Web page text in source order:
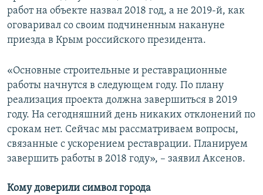
работ на объекте назвал 2018 год, а не 2019-й, как
оговаривал со своим подчиненным накануне
приезда в Крым российского президента.
«Основные строительные и реставрационные
работы начнутся в следующем году. По плану
реализация проекта должна завершиться в 2019
году. На сегодняшний день никаких отклонений по
срокам нет. Сейчас мы рассматриваем вопросы,
связанные с ускорением реставрации. Планируем
завершить работы в 2018 году», – заявил Аксенов.
Кому доверили символ города